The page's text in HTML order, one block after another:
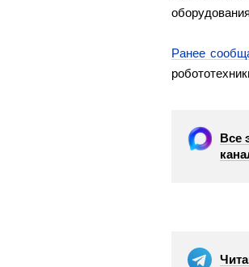
Ранее
Все